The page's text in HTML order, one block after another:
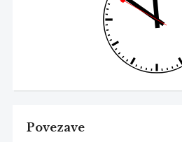
Povezave